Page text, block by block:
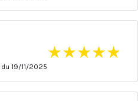
★★★★★
19/11/2025